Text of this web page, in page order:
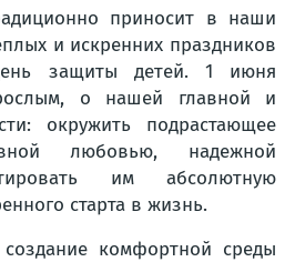
приносит в наши
и искренних праздников
защиты детей. 1 июня
о нашей главной и
окружить подрастающее
любовью, надежной
им абсолютную
старта в жизнь.
комфортной среды